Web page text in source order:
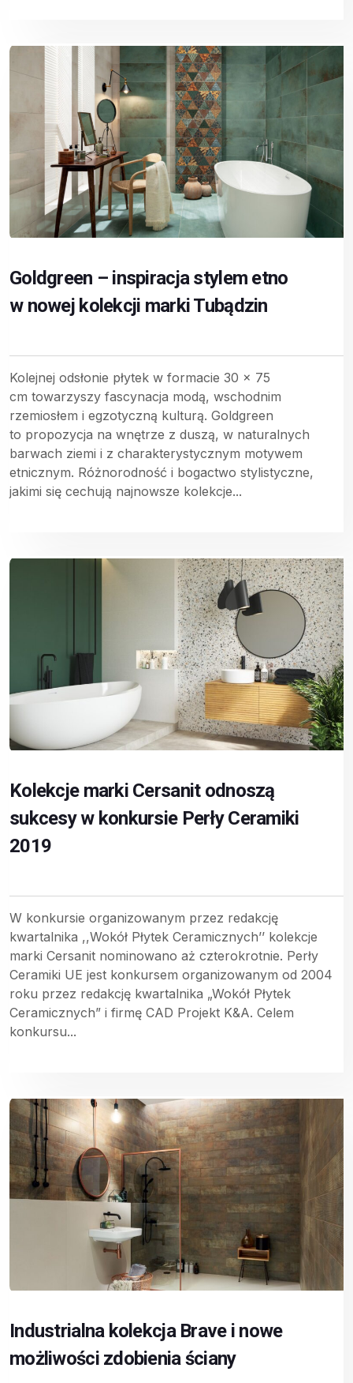
Goldgreen – inspiracja stylem etno
w nowej kolekcji marki Tubądzin
Kolejnej odsłonie płytek w formacie 30 x 75
cm towarzyszy fascynacja modą, wschodnim
rzemiosłem i egzotyczną kulturą. Goldgreen
to propozycja na wnętrze z duszą, w naturalnych
barwach ziemi i z charakterystycznym motywem
etnicznym. Różnorodność i bogactwo stylistyczne,
jakimi się cechują najnowsze kolekcje...
Kolekcje marki Cersanit odnoszą
sukcesy w konkursie Perły Ceramiki
2019
W konkursie organizowanym przez redakcję
kwartalnika ,,Wokół Płytek Ceramicznych’’ kolekcje
marki Cersanit nominowano aż czterokrotnie. Perły
Ceramiki UE jest konkursem organizowanym od 2004
roku przez redakcję kwartalnika „Wokół Płytek
Ceramicznych” i firmę CAD Projekt K&A. Celem
konkursu...
Industrialna kolekcja Brave i nowe
możliwości zdobienia ściany